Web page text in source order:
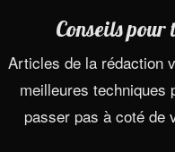
Conseils
Articles de la rédaction
meilleures techniques
passer pas à coté de